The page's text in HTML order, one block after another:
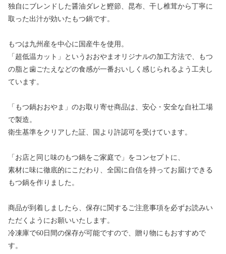
独自にブレンドした醤油ダレと鰹節、昆布、干し椎茸から丁寧に
取った出汁が効いたもつ鍋です。
もつは九州産を中心に国産牛を使用。
「超低温カット」というおおやまオリジナルの加工方法で、もつ
の脂と歯ごたえなどの食感が一番おいしく感じられるよう工夫し
ています。
「もつ鍋おおやま」のお取り寄せ商品は、安心・安全な自社工場
で製造。
衛生基準をクリアした証、国より許認可を受けています。
「お店と同じ味のもつ鍋をご家庭で」をコンセプトに、
素材に味に徹底的にこだわり、全国に自信を持ってお届けできる
もつ鍋を作りました。
商品が到着しましたら、保存に関するご注意事項を必ずお読みい
ただくようにお願いいたします。
冷凍庫で60日間の保存が可能ですので、贈り物にもおすすめで
す。